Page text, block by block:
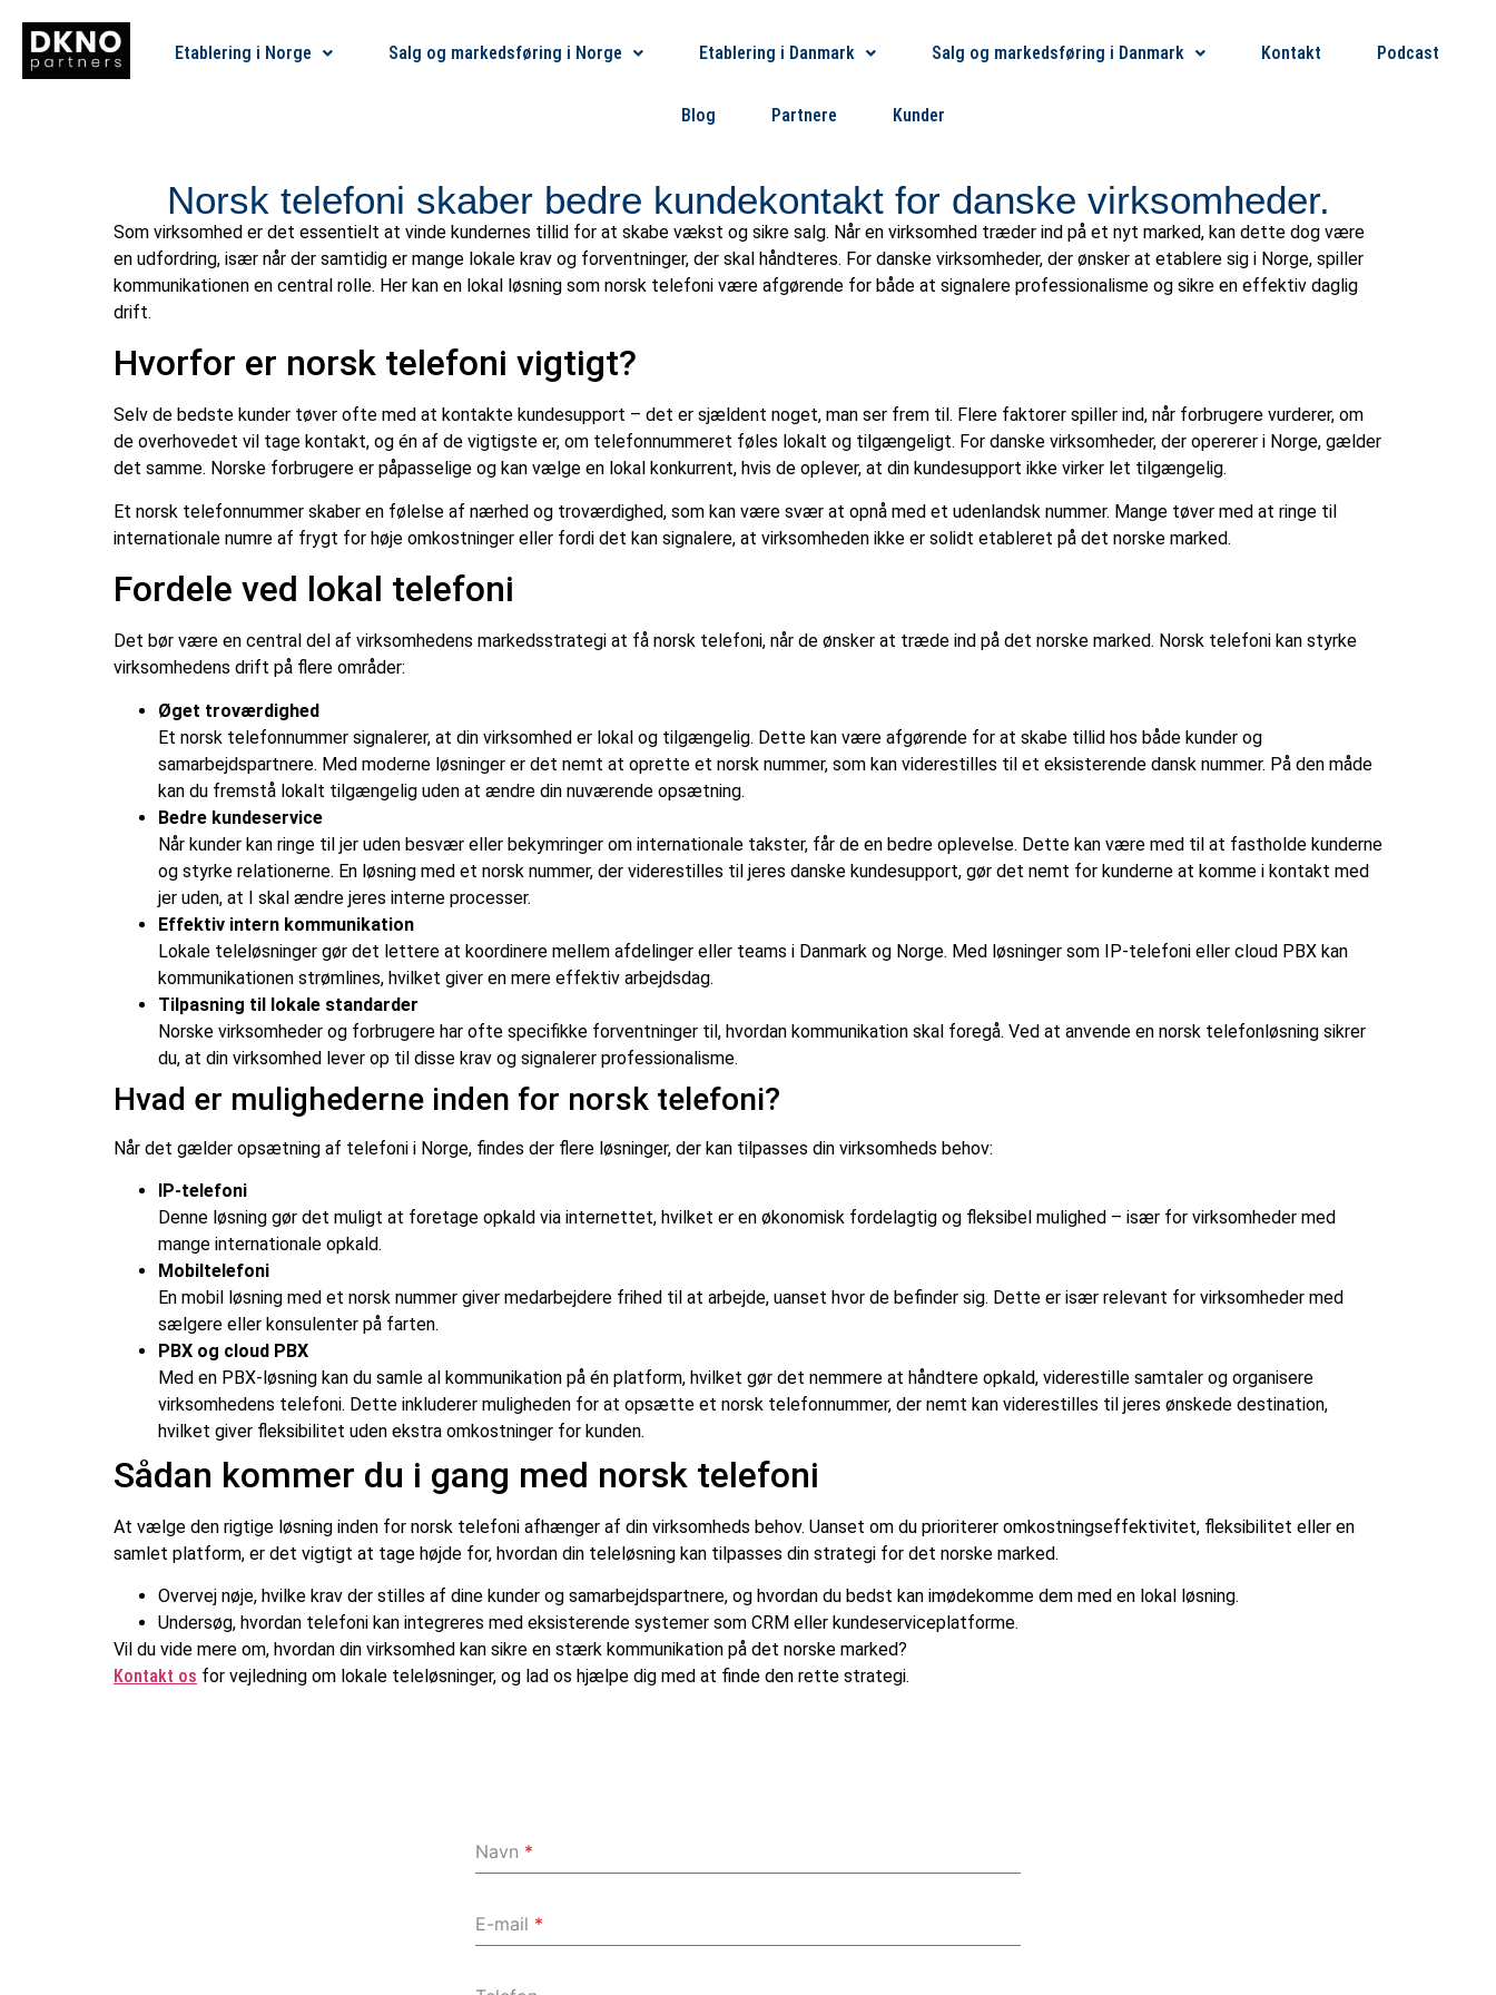
Etablering i Norge Salg og markedsføring i Norge Etablering i Danmark Salg og markedsføring i Danmark Kontakt Podcast
Blog Partnere Kunder
Norsk telefoni skaber bedre kundekontakt for danske virksomheder.
Som virksomhed er det essentielt at vinde kundernes tillid for at skabe vækst og sikre salg. Når en virksomhed træder ind på et nyt marked, kan dette dog være
en udfordring, især når der samtidig er mange lokale krav og forventninger, der skal håndteres. For danske virksomheder, der ønsker at etablere sig i Norge, spiller
kommunikationen en central rolle. Her kan en lokal løsning som norsk telefoni være afgørende for både at signalere professionalisme og sikre en effektiv daglig
drift.
Hvorfor er norsk telefoni vigtigt?
Selv de bedste kunder tøver ofte med at kontakte kundesupport – det er sjældent noget, man ser frem til. Flere faktorer spiller ind, når forbrugere vurderer, om
de overhovedet vil tage kontakt, og én af de vigtigste er, om telefonnummeret føles lokalt og tilgængeligt. For danske virksomheder, der opererer i Norge, gælder
det samme. Norske forbrugere er påpasselige og kan vælge en lokal konkurrent, hvis de oplever, at din kundesupport ikke virker let tilgængelig.
Et norsk telefonnummer skaber en følelse af nærhed og troværdighed, som kan være svær at opnå med et udenlandsk nummer. Mange tøver med at ringe til
internationale numre af frygt for høje omkostninger eller fordi det kan signalere, at virksomheden ikke er solidt etableret på det norske marked.
Fordele ved lokal telefoni
Det bør være en central del af virksomhedens markedsstrategi at få norsk telefoni, når de ønsker at træde ind på det norske marked. Norsk telefoni kan styrke
virksomhedens drift på flere områder:
Øget troværdighed
Et norsk telefonnummer signalerer, at din virksomhed er lokal og tilgængelig. Dette kan være afgørende for at skabe tillid hos både kunder og
samarbejdspartnere. Med moderne løsninger er det nemt at oprette et norsk nummer, som kan viderestilles til et eksisterende dansk nummer. På den måde
kan du fremstå lokalt tilgængelig uden at ændre din nuværende opsætning.
Bedre kundeservice
Når kunder kan ringe til jer uden besvær eller bekymringer om internationale takster, får de en bedre oplevelse. Dette kan være med til at fastholde kunderne
og styrke relationerne. En løsning med et norsk nummer, der viderestilles til jeres danske kundesupport, gør det nemt for kunderne at komme i kontakt med
jer uden, at I skal ændre jeres interne processer.
Effektiv intern kommunikation
Lokale teleløsninger gør det lettere at koordinere mellem afdelinger eller teams i Danmark og Norge. Med løsninger som IP-telefoni eller cloud PBX kan
kommunikationen strømlines, hvilket giver en mere effektiv arbejdsdag.
Tilpasning til lokale standarder
Norske virksomheder og forbrugere har ofte specifikke forventninger til, hvordan kommunikation skal foregå. Ved at anvende en norsk telefonløsning sikrer
du, at din virksomhed lever op til disse krav og signalerer professionalisme.
Hvad er mulighederne inden for norsk telefoni?
Når det gælder opsætning af telefoni i Norge, findes der flere løsninger, der kan tilpasses din virksomheds behov:
IP-telefoni
Denne løsning gør det muligt at foretage opkald via internettet, hvilket er en økonomisk fordelagtig og fleksibel mulighed – især for virksomheder med
mange internationale opkald.
Mobiltelefoni
En mobil løsning med et norsk nummer giver medarbejdere frihed til at arbejde, uanset hvor de befinder sig. Dette er især relevant for virksomheder med
sælgere eller konsulenter på farten.
PBX og cloud PBX
Med en PBX-løsning kan du samle al kommunikation på én platform, hvilket gør det nemmere at håndtere opkald, viderestille samtaler og organisere
virksomhedens telefoni. Dette inkluderer muligheden for at opsætte et norsk telefonnummer, der nemt kan viderestilles til jeres ønskede destination,
hvilket giver fleksibilitet uden ekstra omkostninger for kunden.
Sådan kommer du i gang med norsk telefoni
At vælge den rigtige løsning inden for norsk telefoni afhænger af din virksomheds behov. Uanset om du prioriterer omkostningseffektivitet, fleksibilitet eller en
samlet platform, er det vigtigt at tage højde for, hvordan din teleløsning kan tilpasses din strategi for det norske marked.
Overvej nøje, hvilke krav der stilles af dine kunder og samarbejdspartnere, og hvordan du bedst kan imødekomme dem med en lokal løsning.
Undersøg, hvordan telefoni kan integreres med eksisterende systemer som CRM eller kundeserviceplatforme.
Vil du vide mere om, hvordan din virksomhed kan sikre en stærk kommunikation på det norske marked?
Kontakt os for vejledning om lokale teleløsninger, og lad os hjælpe dig med at finde den rette strategi.
Navn *
E-mail *